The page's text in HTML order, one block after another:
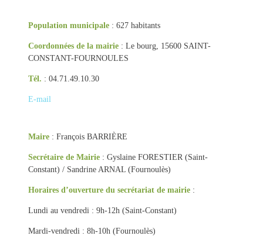
Population municipale: 627 habitants
Coordonnées de la mairie: Le bourg, 15600 SAINT-
CONSTANT-FOURNOULES
Tél. : 04.71.49.10.30
E-mail
Maire: François BARRIÈRE
Secrétaire de Mairie: Gyslaine FORESTIER (Saint-
Constant) / Sandrine ARNAL (Fournoulès)
Horaires d’ouverture du secrétariat de mairie:
Lundi au vendredi : 9h-12h (Saint-Constant)
Mardi-vendredi : 8h-10h (Fournoulès)